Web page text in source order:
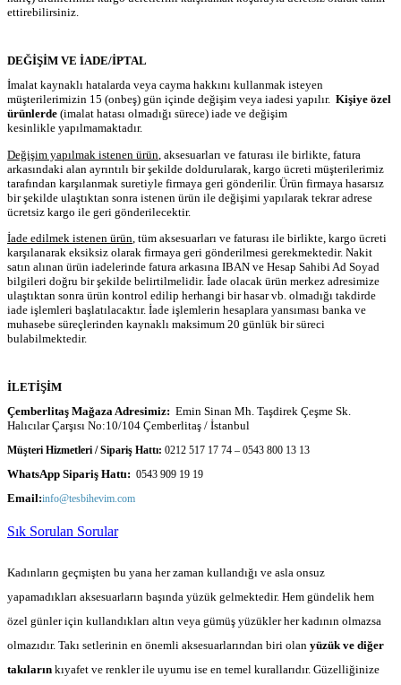
ettirebilirsiniz.
DEĞİŞİM VE İADE/İPTAL
İmalat kaynaklı hatalarda veya cayma hakkını kullanmak isteyen
müşterilerimizin 15 (onbeş) gün içinde değişim veya iadesi yapılır. Kişiye özel
ürünlerde (imalat hatası olmadığı sürece) iade ve değişim
kesinlikle yapılmamaktadır.
Değişim yapılmak istenen ürün , aksesuarları ve faturası ile birlikte, fatura
arkasındaki alan ayrıntılı bir şekilde doldurularak, kargo ücreti müşterilerimiz
tarafından karşılanmak suretiyle firmaya geri gönderilir. Ürün firmaya hasarsız
bir şekilde ulaştıktan sonra istenen ürün ile değişimi yapılarak tekrar adrese
ücretsiz kargo ile geri gönderilecektir.
İade edilmek istenen ürün, tüm aksesuarları ve faturası ile birlikte, kargo ücreti
karşılanarak eksiksiz olarak firmaya geri gönderilmesi gerekmektedir. Nakit
satın alınan ürün iadelerinde fatura arkasına IBAN ve Hesap Sahibi Ad Soyad
bilgileri doğru bir şekilde belirtilmelidir. İade olacak ürün merkez adresimize
ulaştıktan sonra ürün kontrol edilip herhangi bir hasar vb. olmadığı takdirde
iade işlemleri başlatılacaktır. İade işlemlerin hesaplara yansıması banka ve
muhasebe süreçlerinden kaynaklı maksimum 20 günlük bir süreci
bulabilmektedir.
İLETİŞİM
Çemberlitaş Mağaza Adresimiz: Emin Sinan Mh. Taşdirek Çeşme Sk.
Halıcılar Çarşısı No:10/104 Çemberlitaş / İstanbul
Müşteri Hizmetleri / Sipariş Hattı: 0212 517 17 74 – 0543 800 13 13
WhatsApp Sipariş Hattı: 0543 909 19 19
Email:info@tesbihevim.com
Sık Sorulan Sorular
Kadınların geçmişten bu yana her zaman kullandığı ve asla onsuz
yapamadıkları aksesuarların başında yüzük gelmektedir. Hem gündelik hem
özel günler için kullandıkları altın veya gümüş yüzükler her kadının olmazsa
olmazıdır. Takı setlerinin en önemli aksesuarlarından biri olan yüzük ve diğer
takıların kıyafet ve renkler ile uyumu ise en temel kurallarıdır. Güzelliğinize